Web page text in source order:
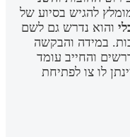
להגיש בסיוע של
והוא נדרש גם לשם
במידה והבקשה
והחייב עומד
לו צו לפתיחת